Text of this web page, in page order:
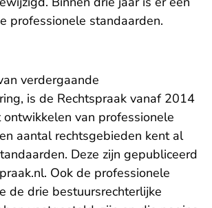
professionele standaarden.
verdergaande
is de Rechtspraak vanaf 2014
van professionele
aantal rechtsgebieden kent al
Deze zijn gepubliceerd
Ook de professionele
de drie bestuursrechterlijke